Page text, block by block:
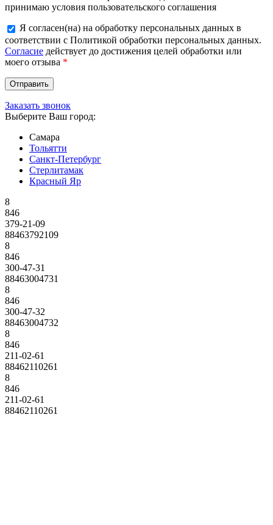
принимаю условия пользовательского соглашения
Я согласен(на) на обработку персональных данных в
соответствии с Политикой обработки персональных данных.
Согласие действует до достижения целей обработки или
моего отзыва *
Заказать звонок
Выберите Ваш город:
Самара
Тольятти
Санкт-Петербург
Стерлитамак
Красный Яр
8
846
379-21-09
88463792109
8
846
300-47-31
88463004731
8
846
300-47-32
88463004732
8
846
211-02-61
88462110261
8
846
211-02-61
88462110261